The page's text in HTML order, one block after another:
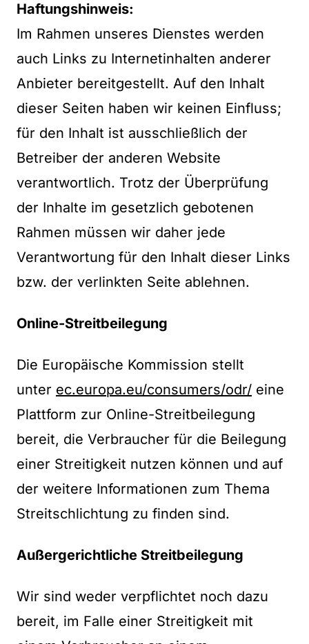
Haftungshinweis:
Im Rahmen unseres Dienstes werden
auch Links zu Internetinhalten anderer
Anbieter bereitgestellt. Auf den Inhalt
dieser Seiten haben wir keinen Einfluss;
für den Inhalt ist ausschließlich der
Betreiber der anderen Website
verantwortlich. Trotz der Überprüfung
der Inhalte im gesetzlich gebotenen
Rahmen müssen wir daher jede
Verantwortung für den Inhalt dieser Links
bzw. der verlinkten Seite ablehnen.
Online-Streitbeilegung
Die Europäische Kommission stellt
unter ec.europa.eu/consumers/odr/ eine
Plattform zur Online-Streitbeilegung
bereit, die Verbraucher für die Beilegung
einer Streitigkeit nutzen können und auf
der weitere Informationen zum Thema
Streitschlichtung zu finden sind.
Außergerichtliche Streitbeilegung
Wir sind weder verpflichtet noch dazu
bereit, im Falle einer Streitigkeit mit